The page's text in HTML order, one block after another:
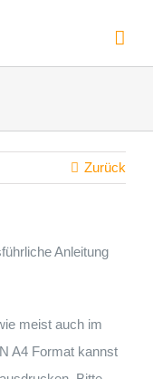
Zurück
Anleitung
meist auch im
A4 Format kannst